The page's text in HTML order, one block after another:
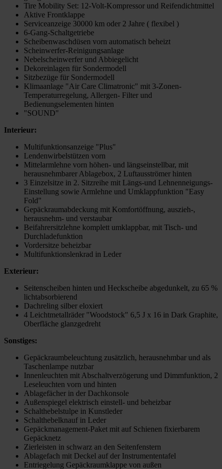
Tire Mobility Set: 12-Volt-Kompressor und Reifendichtmittel
Aktive Frontklappe
Serviceanzeige 30000 km oder 2 Jahre ( flexibel )
6-Gang-Schaltgetriebe
Scheibenwaschdüsen vorn automatisch beheizt
Scheinwerfer-Reinigungsanlage
Nebelscheinwerfer und Abbiegelicht
Dekoreinlagen für Sondermodell
Sitzbezüge für Sondermodell
Klimaanlage "Air Care Climatronic" mit 3-Zonen-
Temperaturregelung, Allergen- Filter und
Bedienungselementen hinten
"SOUND"
Interieur:
Multifunktionsanzeige "Plus"
Lendenwirbelstützen vorn
Mittelarmlehne vorn höhen- und längseinstellbar, mit
herausnehmbarer Ablagebox, 2 Luftausströmer hinten
3 Einzelsitze in 2. Sitzreihe mit Längs-und Lehnenneigungs-
Einstellung sowie Armlehne und Umklappfunktion "Easy
Fold"
Gepäckraumabdeckung mit Komfortöffnung, auszieh-,
herausnehm- und verstaubar
Beifahrersitzlehne komplett umklappbar, mit Tisch- und
Durchladefunktion
Vordersitze beheizbar
Multifunktionslenkrad in Leder
Exterieur:
Seitenscheiben hinten und Heckscheibe abgedunkelt, zu 65 %
lichtabsorbierend
Dachreling silber eloxiert
4 Leichtmetallräder "Woodstock" 6,5 J x 16 in Dark Graphite,
Oberfläche glanzgedreht
Sonstiges:
Gepäckraumbeleuchtung zusätzlich, herausnehmbar und als
Taschenlampe nutzbar
Innenleuchten mit Abschaltverzögerung und Dimmfunktion, 2
Leseleuchten vorn und hinten
Ablagefächer in der Dachkonsole
Außenspiegel elektrisch einstell- und beheizbar
Schalthebelstulpe in Kunstleder
Schalthebelknauf in Leder
Gepäckmanagement-Paket mit auf Schienen fixierbarem
Gepäcknetz
Zierleisten in schwarz an den Seitenfenstern
Ablagefach mit Deckel auf der Instrumententafel
Entriegelung Gepäckraumklappe von außen